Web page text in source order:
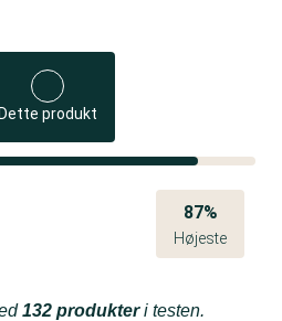
Dette produkt
87%
Højeste
132 produkteri testen.